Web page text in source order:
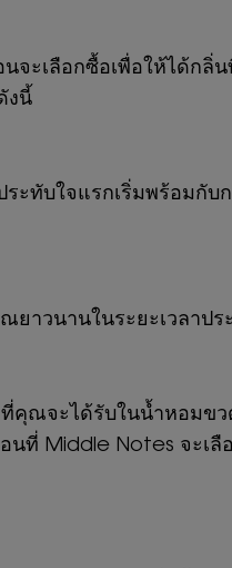
จะเลือกซื้อเพื่อให้ได้กลิ่
งนี้
ะทับใจแรกเริ่มพร้อมกับ
าวนานในระยะเวลาปร
คุณจะได้รับในน้ำหอมข
ที่ Middle Notes จะเลื